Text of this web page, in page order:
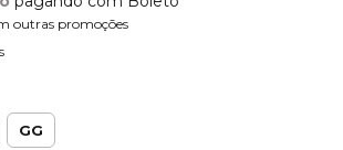
outras promoções
GG